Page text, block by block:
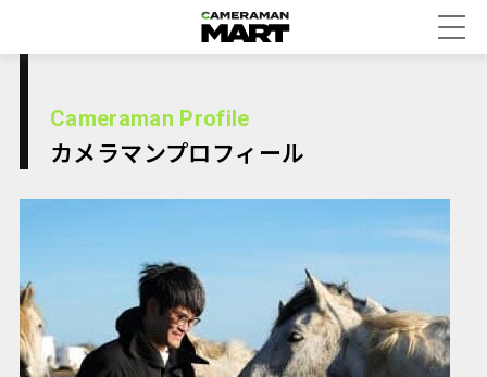
Cameraman Profile
カメラマンプロフィール